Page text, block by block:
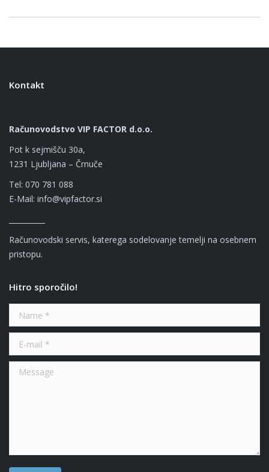
Kontakt
Računovodstvo VIP FACTOR d.o.o.
Pot k sejmišču 30a,
1231 Ljubljana – Črnuče
Tel: 070 781 088
E-Mail: info@vipfactor.si
Računovodski servis, katerega sodelovanje temelji na osebnem
pristopu.
Hitro sporočilo!
Name *
E-mail *
Message